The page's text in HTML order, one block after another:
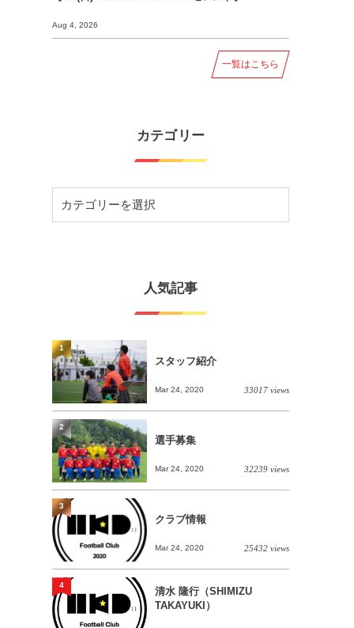
Aug 4, 2026
一覧はこちら
カテゴリー
人気記事
スタッフ紹介
Mar 24, 2020 33017 views
1
選手募集
Mar 24, 2020 32239 views
2
クラブ情報
Mar 24, 2020 25432 views
3
清水 隆行（SHIMIZU
TAKAYUKI）
4